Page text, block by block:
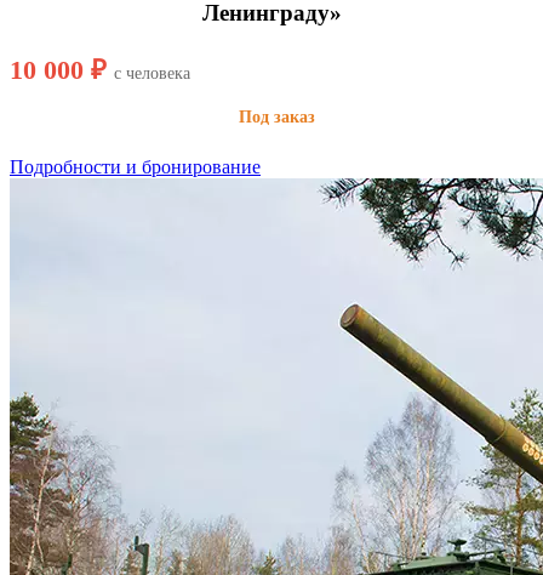
Ленинграду»
10 000 ₽ с человека
Под заказ
Подробности и бронирование